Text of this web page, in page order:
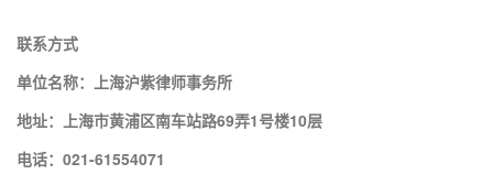
联系方式
单位名称：上海沪紫律师事务所
地址：上海市黄浦区南车站路69弄1号楼10层
电话：021-61554071